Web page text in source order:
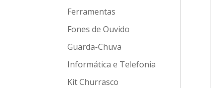
Ferramentas
Fones de Ouvido
Guarda-Chuva
Informática e Telefonia
Kit Churrasco